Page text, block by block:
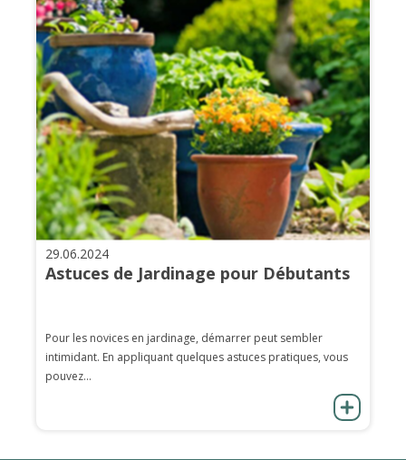
29.06.2024
Astuces de Jardinage pour Débutants
Pour les novices en jardinage, démarrer peut sembler
intimidant. En appliquant quelques astuces pratiques, vous
pouvez...